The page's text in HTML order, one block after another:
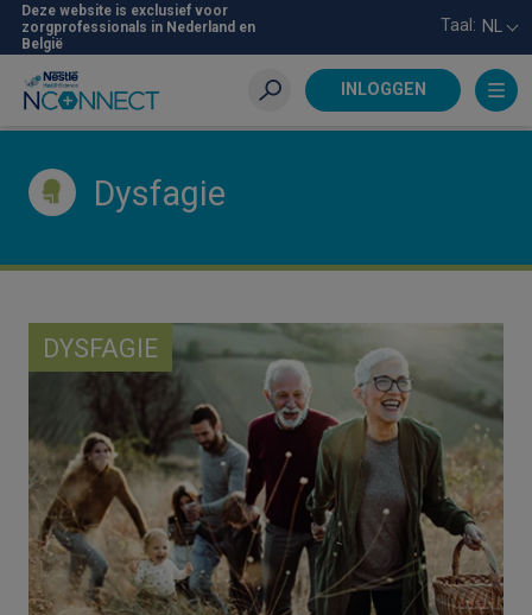
Skip
main
content
Deze website is exclusief voor
zorgprofessionals in Nederland en
België
Taal: NL
INLOGGEN
Zoeken
Dysfagie
DYSFAGIE